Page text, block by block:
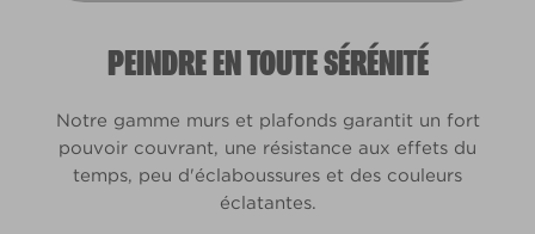
PEINDRE EN TOUTE SÉRÉNITÉ
Notre gamme murs et plafonds garantit un fort
pouvoir couvrant, une résistance aux effets du
temps, peu d'éclaboussures et des couleurs
éclatantes.